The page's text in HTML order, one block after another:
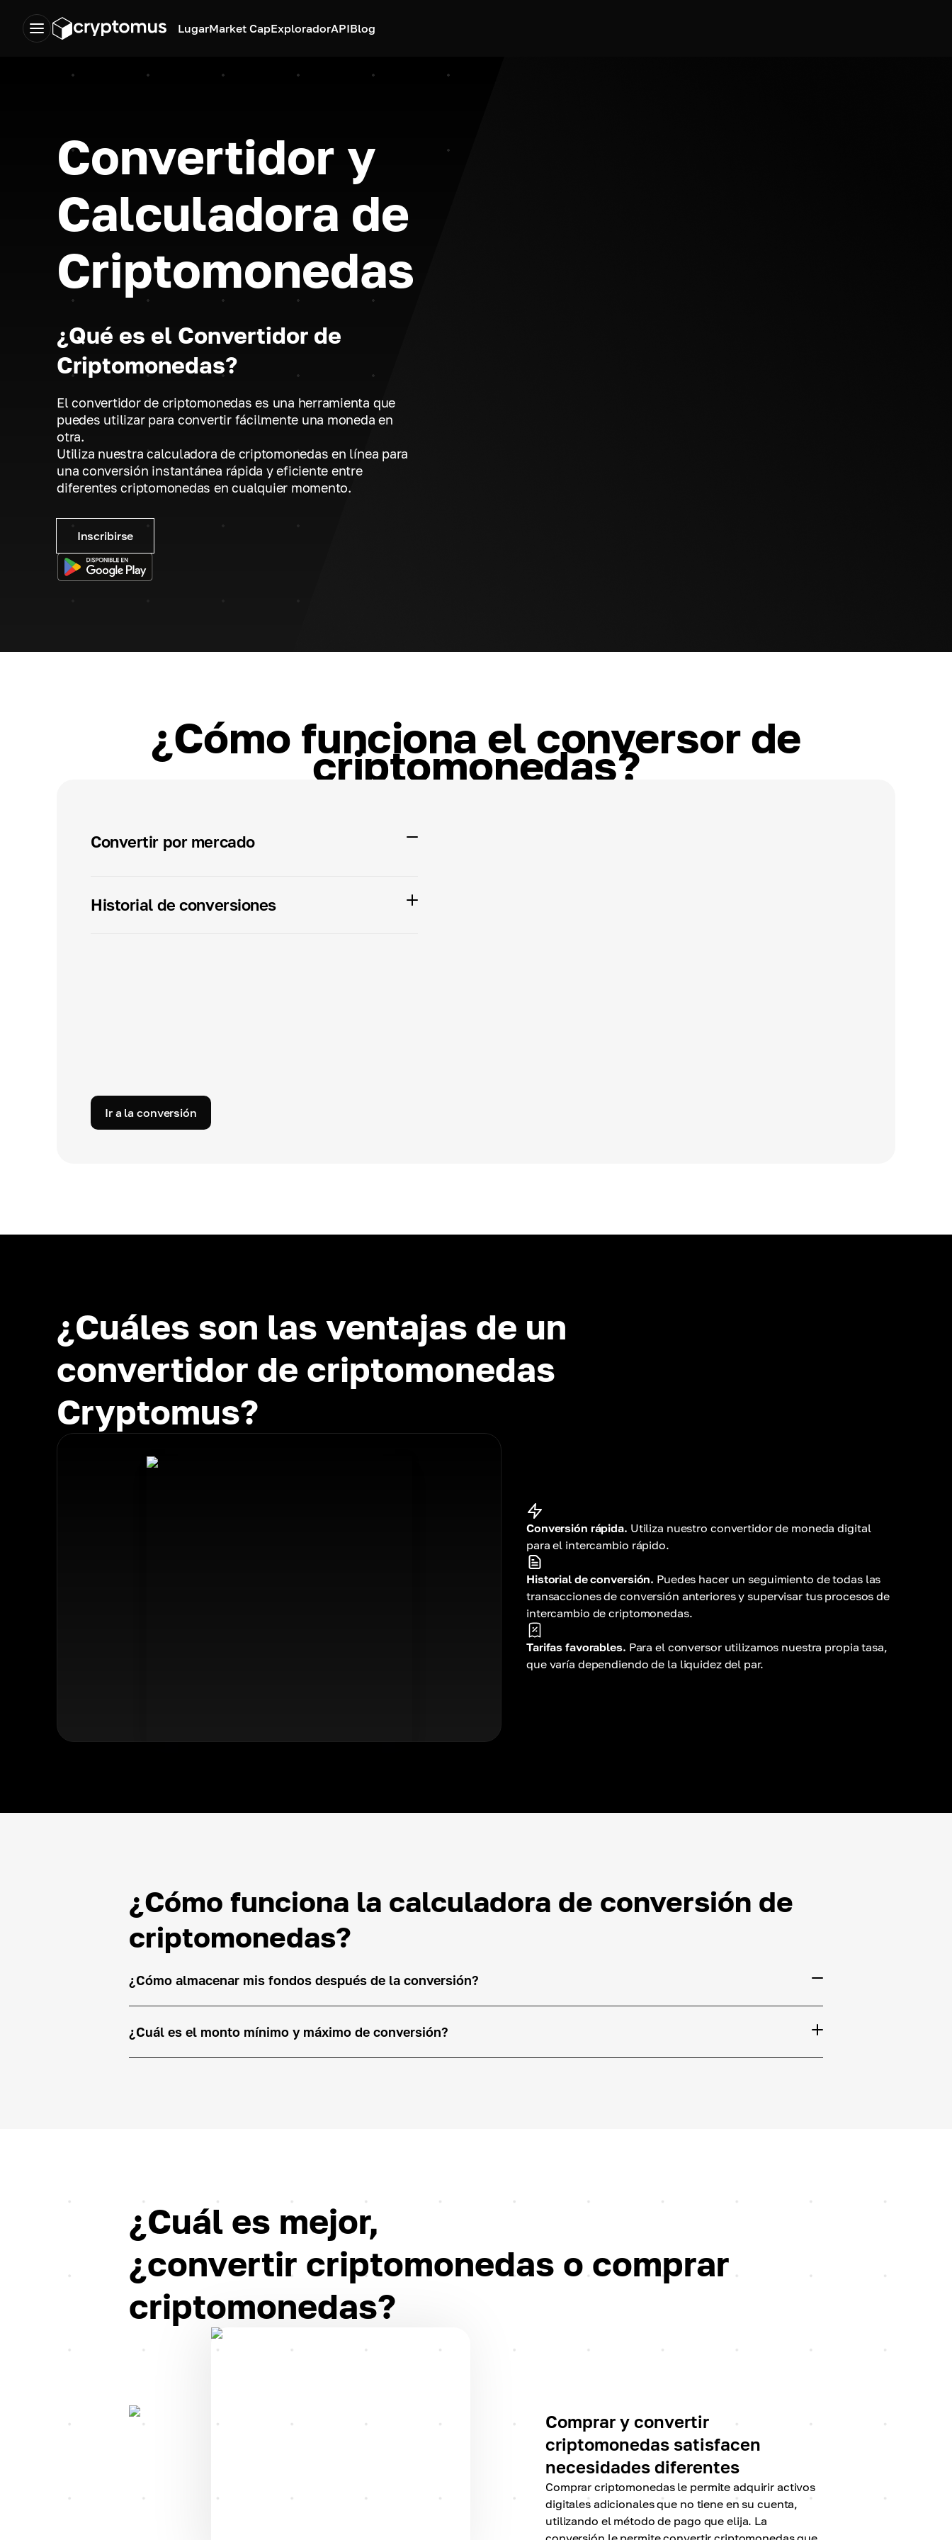
LugarMarket CapExploradorAPIBlog
Convertidor y
Calculadora de
Criptomonedas
¿Qué es el Convertidor de
Criptomonedas?
El convertidor de criptomonedas es una herramienta que
puedes utilizar para convertir fácilmente una moneda en
otra.
Utiliza nuestra calculadora de criptomonedas en línea para
una conversión instantánea rápida y eficiente entre
diferentes criptomonedas en cualquier momento.
Inscribirse
¿Cómo funciona el conversor de
criptomonedas?
Convertir por mercado
Historial de conversiones
Ir a la conversión
¿Cuáles son las ventajas de un
convertidor de criptomonedas
Cryptomus?
Conversión rápida. Utiliza nuestro convertidor de moneda digital
para el intercambio rápido.
Historial de conversión. Puedes hacer un seguimiento de todas las
transacciones de conversión anteriores y supervisar tus procesos de
intercambio de criptomonedas.
Tarifas favorables. Para el conversor utilizamos nuestra propia tasa,
que varía dependiendo de la liquidez del par.
¿Cómo funciona la calculadora de conversión de
criptomonedas?
¿Cómo almacenar mis fondos después de la conversión?
¿Cuál es el monto mínimo y máximo de conversión?
¿Cuál es mejor,
¿convertir criptomonedas o comprar
criptomonedas?
Comprar y convertir
criptomonedas satisfacen
necesidades diferentes
Comprar criptomonedas le permite adquirir activos
digitales adicionales que no tiene en su cuenta,
utilizando el método de pago que elija. La